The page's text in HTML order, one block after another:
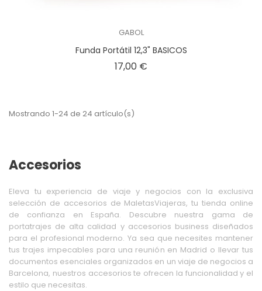
GABOL
Funda Portátil 12,3" BASICOS
17,00 €
Mostrando 1-24 de 24 artículo(s)
Accesorios
Eleva tu experiencia de viaje y negocios con la exclusiva
selección de accesorios de MaletasViajeras, tu tienda online
de confianza en España. Descubre nuestra gama de
portatrajes de alta calidad y accesorios business diseñados
para el profesional moderno. Ya sea que necesites mantener
tus trajes impecables para una reunión en Madrid o llevar tus
documentos esenciales organizados en un viaje de negocios a
Barcelona, nuestros accesorios te ofrecen la funcionalidad y el
estilo que necesitas.